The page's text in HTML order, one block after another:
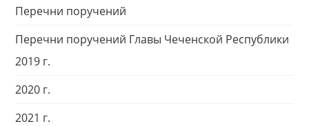
Перечни поручений
Перечни поручений Главы Чеченской Республики
2019 г.
2020 г.
2021 г.